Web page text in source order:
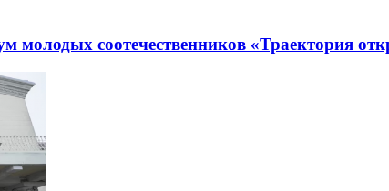
молодых соотечественников «Траектория